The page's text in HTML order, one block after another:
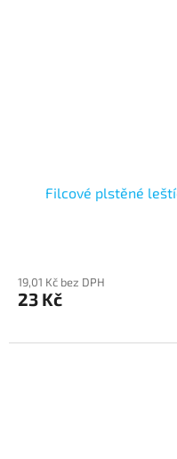
Filcové plstěné
19,01 Kč bez DPH
23 Kč